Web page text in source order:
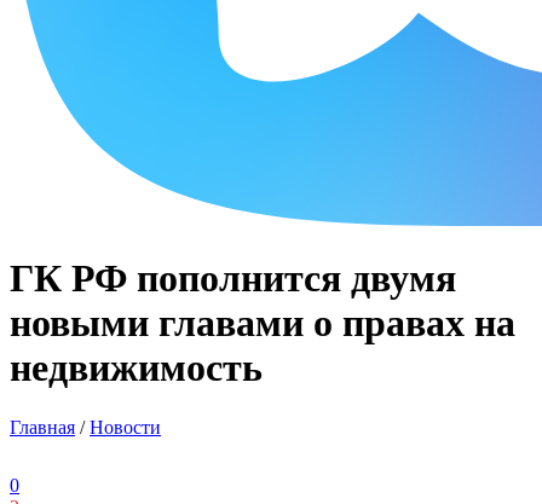
ГК РФ пополнится двумя
новыми главами о правах на
недвижимость
Главная /Новости
0